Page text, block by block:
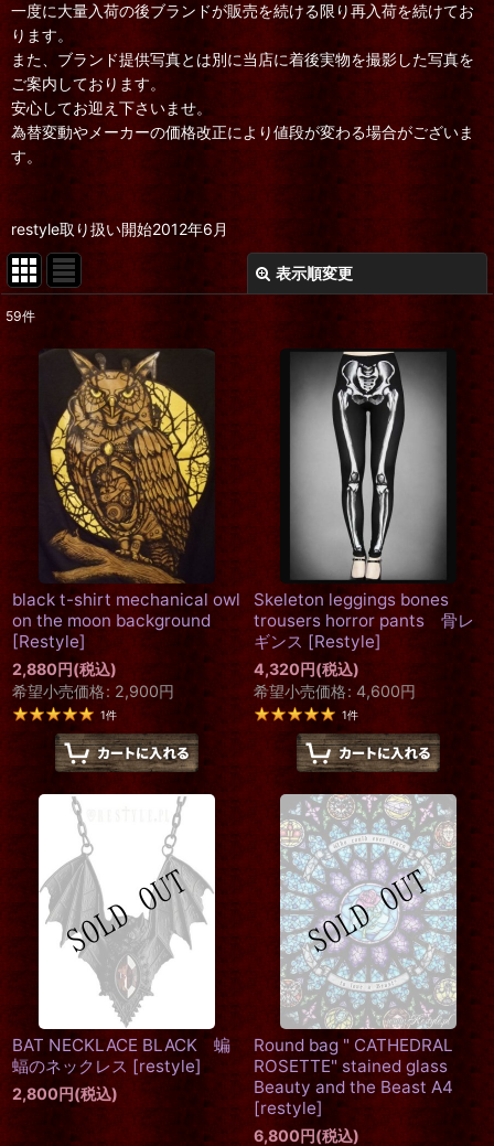
一度に大量入荷の後ブランドが販売を続ける限り再入荷を続けてお
ります。
また、ブランド提供写真とは別に当店に着後実物を撮影した写真を
ご案内しております。
安心してお迎え下さいませ。
為替変動やメーカーの価格改正により値段が変わる場合がございま
す。
restyle取り扱い開始2012年6月
表示順変更
在庫あり
並び順:
59件
black t-shirt mechanical owl
on the moon background
[Restyle]
2,880円(税込)
希望小売価格: 2,900円
1件
Skeleton leggings bones
trousers horror pants 骨レ
ギンス [Restyle]
4,320円(税込)
希望小売価格: 4,600円
1件
BAT NECKLACE BLACK 蝙
蝠のネックレス [restyle]
2,800円(税込)
Round bag " CATHEDRAL
ROSETTE" stained glass
Beauty and the Beast A4
[restyle]
6,800円(税込)